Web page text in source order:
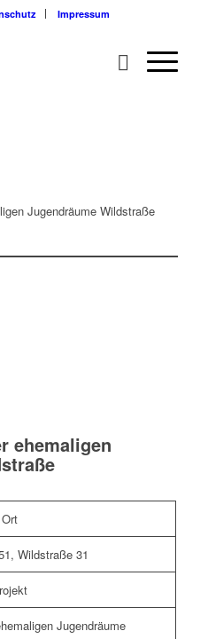
Impressum
Jugendräume Wildstraße
ehemaligen
Ort
Wildstraße 31
Jugendräume